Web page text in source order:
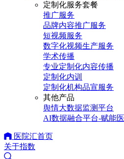
定制化服务套餐
推广服务
品牌内容推广服务
短视频服务
数字化视频生产服务
学术传播
专业定制化内容传播
定制化内训
定制化机构品宣服务
其他产品
舆情大数据监测平台
AI数据融合平台-赋能
医院汇首页
关于指数